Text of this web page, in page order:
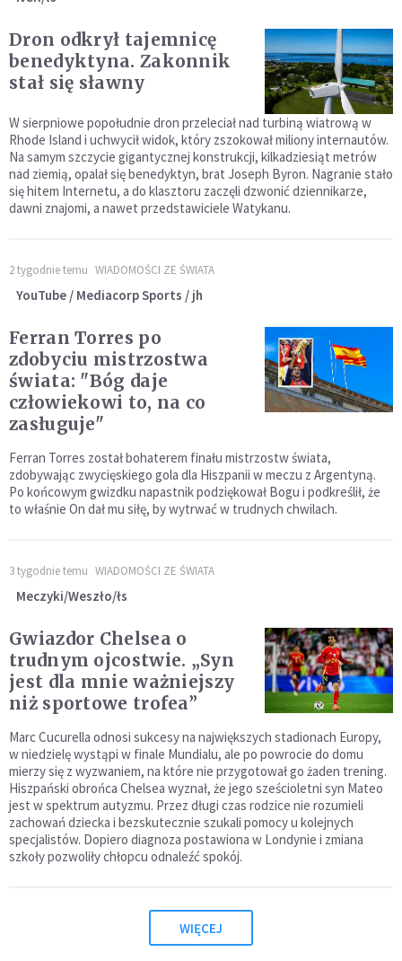
Dron odkrył tajemnicę
benedyktyna. Zakonnik
stał się sławny
W sierpniowe popołudnie dron przeleciał nad turbiną wiatrową w
Rhode Island i uchwycił widok, który zszokował miliony internautów.
Na samym szczycie gigantycznej konstrukcji, kilkadziesiąt metrów
nad ziemią, opalał się benedyktyn, brat Joseph Byron. Nagranie stało
się hitem Internetu, a do klasztoru zaczęli dzwonić dziennikarze,
dawni znajomi, a nawet przedstawiciele Watykanu.
2 tygodnie temu WIADOMOŚCI ZE ŚWIATA
YouTube / Mediacorp Sports / jh
Ferran Torres po
zdobyciu mistrzostwa
świata: "Bóg daje
człowiekowi to, na co
zasługuje"
Ferran Torres został bohaterem finału mistrzostw świata,
zdobywając zwycięskiego gola dla Hiszpanii w meczu z Argentyną.
Po końcowym gwizdku napastnik podziękował Bogu i podkreślił, że
to właśnie On dał mu siłę, by wytrwać w trudnych chwilach.
3 tygodnie temu WIADOMOŚCI ZE ŚWIATA
Meczyki/Weszło/łs
Gwiazdor Chelsea o
trudnym ojcostwie. „Syn
jest dla mnie ważniejszy
niż sportowe trofea”
Marc Cucurella odnosi sukcesy na największych stadionach Europy,
w niedzielę wystąpi w finale Mundialu, ale po powrocie do domu
mierzy się z wyzwaniem, na które nie przygotował go żaden trening.
Hiszpański obrońca Chelsea wyznał, że jego sześcioletni syn Mateo
jest w spektrum autyzmu. Przez długi czas rodzice nie rozumieli
zachowań dziecka i bezskutecznie szukali pomocy u kolejnych
specjalistów. Dopiero diagnoza postawiona w Londynie i zmiana
szkoły pozwoliły chłopcu odnaleźć spokój.
WIĘCEJ